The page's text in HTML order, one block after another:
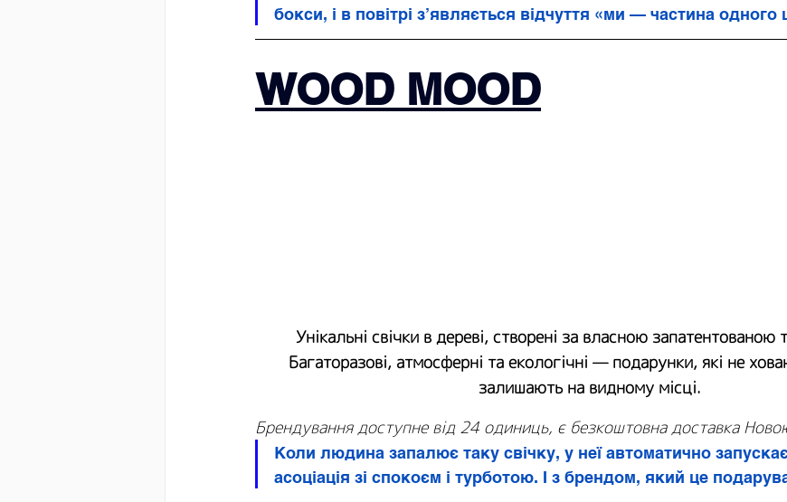
бокси, і в повітрі з’являється відчуття «ми — частина одного
WOOD MOOD
Унікальні свічки в дереві, створені за власною запатентованою
Багаторазові, атмосферні та екологічні — подарунки, які не
залишають на видному місці.
Брендування доступне від 24 одиниць, є безкоштовна доставка
Коли людина запалює таку свічку, у неї автоматично
асоціація зі спокоєм і турботою. І з брендом, який це